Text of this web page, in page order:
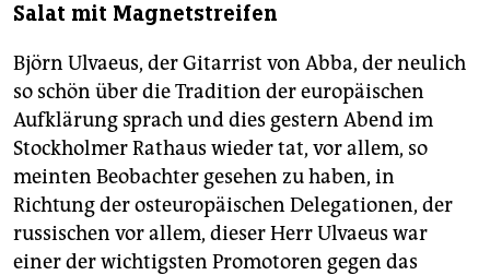
Salat mit Magnetstreifen
Björn Ulvaeus, der Gitarrist von Abba, der neulich
so schön über die Tradition der europäischen
Aufklärung sprach und dies gestern Abend im
Stockholmer Rathaus wieder tat, vor allem, so
meinten Beobachter gesehen zu haben, in
Richtung der osteuropäischen Delegationen, der
russischen vor allem, dieser Herr Ulvaeus war
einer der wichtigsten Promotoren gegen das